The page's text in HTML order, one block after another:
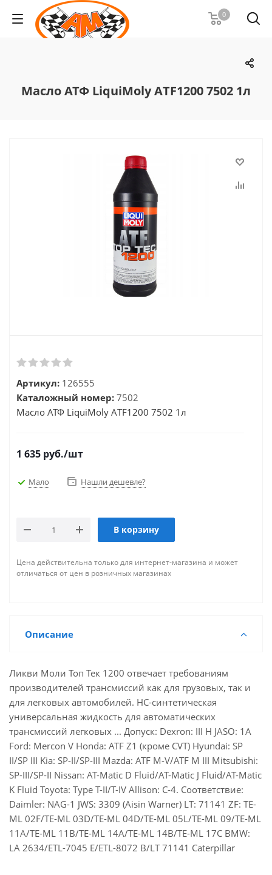
0
Масло АТФ LiquiMoly AТF1200 7502 1л
Артикул: 126555
Каталожный номер: 7502
Масло АТФ LiquiMoly AТF1200 7502 1л
1 635 руб./шт
Мало Нашли дешевле?
В корзину
Цена действительна только для интернет-магазина и может
отличаться от цен в розничных магазинах
Описание
Ликви Моли Топ Тек 1200 отвечает требованиям
производителей трансмиссий как для грузовых, так и
для легковых автомобилей. HC-синтетическая
универсальная жидкость для автоматических
трансмиссий легковых ... Допуск: Dexron: III H JASO: 1A
Ford: Mercon V Honda: ATF Z1 (кроме CVT) Hyundai: SP
II/SP III Kia: SP-II/SP-III Mazda: ATF M-V/ATF M III Mitsubishi:
SP-III/SP-II Nissan: AT-Matic D Fluid/AT-Matic J Fluid/AT-Matic
K Fluid Toyota: Type T-II/T-IV Allison: C-4. Соответствие:
Daimler: NAG-1 JWS: 3309 (Aisin Warner) LT: 71141 ZF: TE-
ML 02F/TE-ML 03D/TE-ML 04D/TE-ML 05L/TE-ML 09/TE-ML
11A/TE-ML 11B/TE-ML 14A/TE-ML 14B/TE-ML 17C BMW:
LA 2634/ETL-7045 E/ETL-8072 B/LT 71141 Caterpillar